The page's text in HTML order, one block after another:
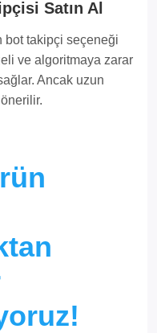
Satın Al
bot takipçi seçeneği
ve algoritmaya zarar
Ancak uzun